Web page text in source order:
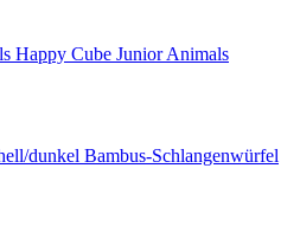
Happy Cube Junior Animals
Bambus-Schlangenwürfel